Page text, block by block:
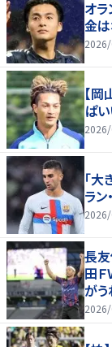
オ
金
【
ぱ
「
ラ
長
田
がう